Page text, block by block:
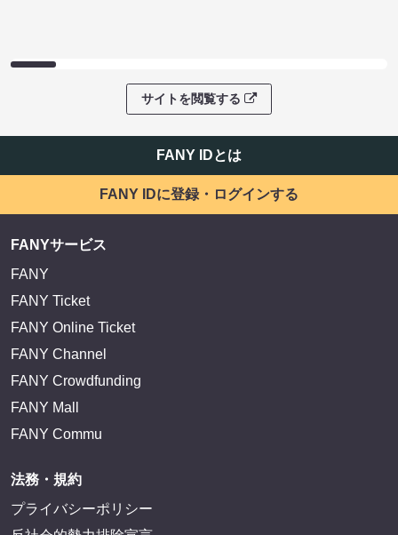
サイトを閲覧する
FANY IDとは
FANY IDに登録・ログインする
FANYサービス
FANY
FANY Ticket
FANY Online Ticket
FANY Channel
FANY Crowdfunding
FANY Mall
FANY Commu
法務・規約
プライバシーポリシー